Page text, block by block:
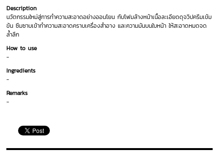
Description
นวัตกรรมใหม่สู่การทำความสะอาดอย่างออนโยน กับโฟมล้างหน้าเนื้อละเอียดดุจวิปครีมเข้ม
ข้น ซึมซาบเข้าทำความสะอาดคราบเครื่องสำอาง และความมันบนใบหน้า ให้สะอาดหมดจด
ล้ำลึก
How to use
-
Ingredients
-
Remarks
-